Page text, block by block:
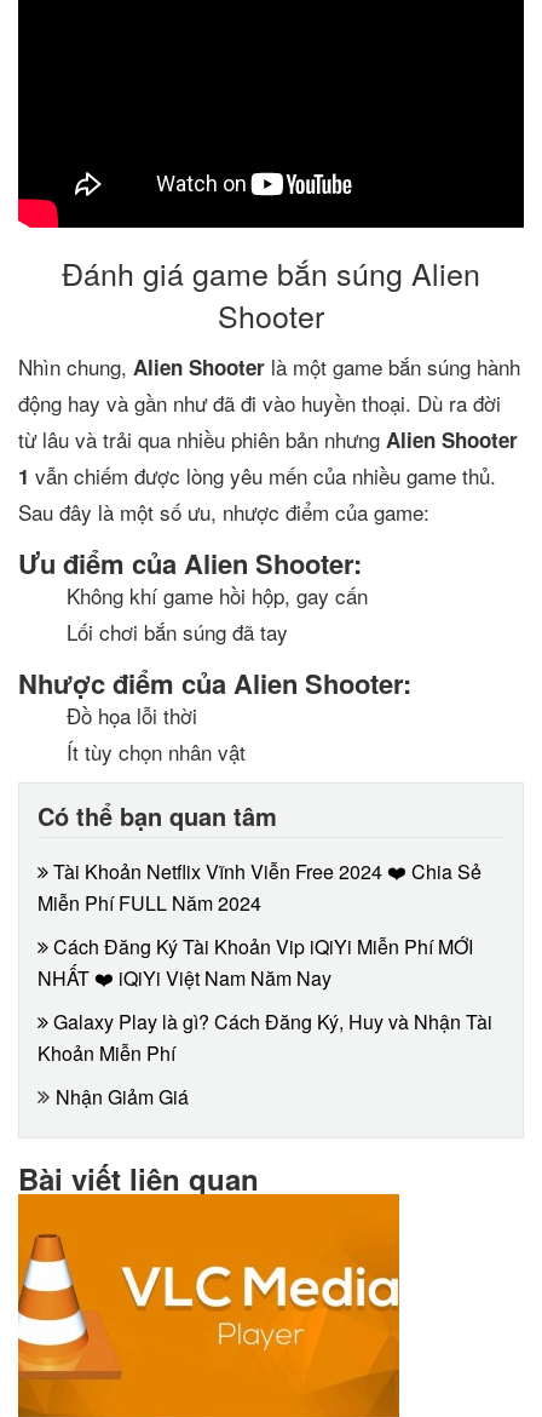
Đánh giá game bắn súng Alien
Shooter
Nhìn chung, Alien Shooter là một game bắn súng hành
động hay và gần như đã đi vào huyền thoại. Dù ra đời
từ lâu và trải qua nhiều phiên bản nhưng Alien Shooter
1 vẫn chiếm được lòng yêu mến của nhiều game thủ.
Sau đây là một số ưu, nhược điểm của game:
Ưu điểm của Alien Shooter:
Không khí game hồi hộp, gay cấn
Lối chơi bắn súng đã tay
Nhược điểm của Alien Shooter:
Đồ họa lỗi thời
Ít tùy chọn nhân vật
Có thể bạn quan tâm
Tài Khoản Netflix Vĩnh Viễn Free 2024 ❤️ Chia Sẻ
Miễn Phí FULL Năm 2024
Cách Đăng Ký Tài Khoản Vip iQiYi Miễn Phí MỚI
NHẤT ❤️ iQiYi Việt Nam Năm Nay
Galaxy Play là gì? Cách Đăng Ký, Huy và Nhận Tài
Khoản Miễn Phí
Nhận Giảm Giá
Bài viết liên quan